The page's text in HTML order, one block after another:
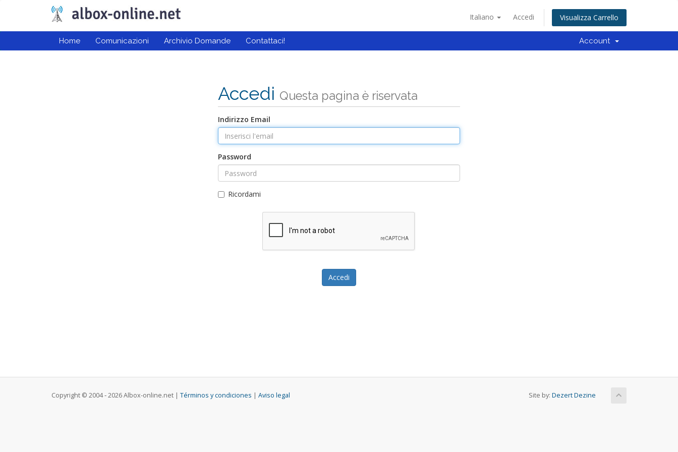
Italiano Accedi Visualizza Carrello
Home Comunicazioni Archivio Domande Contattaci! Account
Accedi Questa pagina è riservata
Indirizzo Email
Password
Ricordami
Copyright © 2004 ‐ 2026 Albox-online.net | Términos y condiciones | Aviso legal Site by: Dezert Dezine